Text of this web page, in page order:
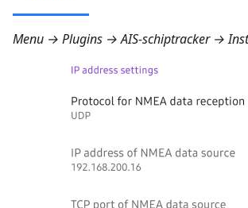
Menu → Plugins → AIS-schiptracker →